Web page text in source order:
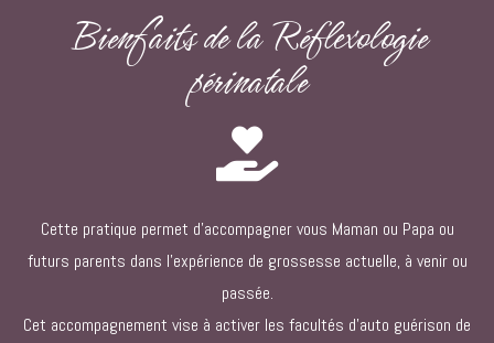
Bienfaits de la Réflexologie
périnatale
Cette pratique permet d’accompagner vous Maman ou Papa ou
futurs parents dans l’expérience de grossesse actuelle, à venir ou
passée.
Cet accompagnement vise à activer les facultés d’auto guérison de